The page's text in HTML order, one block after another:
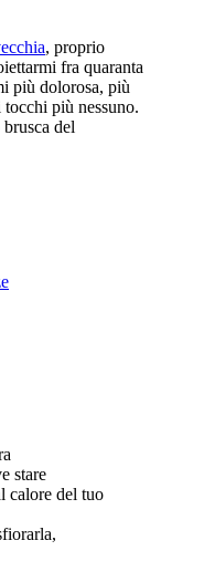
, proprio
fra quaranta
più dolorosa, più
più nessuno.
del
stare
calore del tuo